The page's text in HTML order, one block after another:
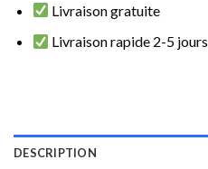
Livraison gratuite
Livraison rapide 2-5 jours
DESCRIPTION